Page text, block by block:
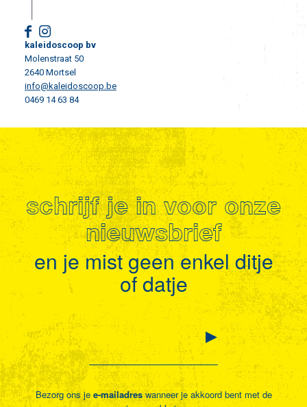
kaleidoscoop bv
Molenstraat 50
2640 Mortsel
info@kaleidoscoop.be
0469 14 63 84
schrijf je in voor onze
nieuwsbrief
en je mist geen enkel ditje
of datje
Bezorg ons jee-mailadreswanneer je akkoord bent met de